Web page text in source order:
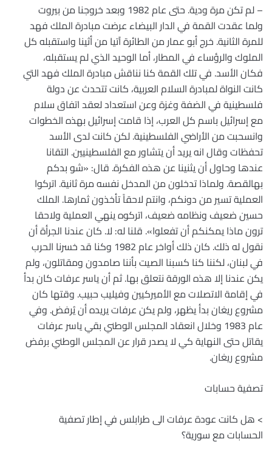
– لم تكن مرة ودية. حتى عام 1982 وبعد خروجنا من بيروت
ولما عقدت القمة في الدار البيضاء عرضت مبادرة الملك فهد
للمرة الثانية. خرج أبو عمار من الطائرة آتيا من أثينا واستقبله كل
الملوك والرؤساء في المطار، أما الوحيد الذي لم يستقبله،
فكان الأسد. في تلك القمة كنا نناقش مبادرة الملك فهد التي
كانت النواة لمبادرة السلام العربية، كانت تتحدث عن دولة
فلسطينية في الضفة وغزة وعن استعداد لعقد اتفاق سلام
مع إسرائيل باسم كل العرب، إذا قامت إسرائيل بهذه الخطوات
وانسحبت من الأراضي الفلسطينية. لكن كانت لدى الأسد
تحفظات وقال انه يريد أن يتشاور مع الفلسطينيين. التقانا
عندها وحاول أن يثنينا عن هذه الفكرة. قال: «شو بدكم
بهالقصة. ولماذا تدخلون من المدخل نفسه مرة ثانية. اتركوا
العملية تسير من دونكم، وانتم لاحقاً تأخذون ثمارها. الملك
حسين ضعيف ونظامه ضعيف، اتركوه ينهي العملية ولاحقا
ترون ماذا يمكنكم أن تفعلوا». قلنا له: لا. كان عندنا الجرأة أن
نقول له ذلك. كان ذلك أواخر عام 1982 وكنا قد خسرنا الحرب
في لبنان، لكننا كنا كسبنا الصيت بأننا صامدون ومقاتلون، ولم
يكن عندنا إلا هذه الورقة نتعلق بها. ثم أن ياسر عرفات كان بدأ
في إقامة الاتصلات مع الأميركيين وفيليب حبيب. وقتها كان
مشروع ريغان بدأ يظهر، ولم يكن عرفات يريده أن يُرفض. وفي
عام 1983 وخلال انعقاد المجلس الوطني بقي ياسر عرفات
يقاتل حتى النهاية كي لا يصدر قرار عن المجلس الوطني برفض
مشروع ريغان.
تصفية حسابات
> هل كانت عودة عرفات الى طرابلس في إطار تصفية
الحسابات مع سورية؟